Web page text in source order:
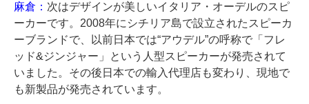
麻倉： 次はデザインが美しいイタリア・オーデルのスピ
ーカーです。2008年にシチリア島で設立されたスピーカ
ーブランドで、以前日本では“アウデル”の呼称で「フレ
ッド&ジンジャー」という人型スピーカーが発売されて
いました。その後日本での輸入代理店も変わり、現地で
も新製品が発売されています。